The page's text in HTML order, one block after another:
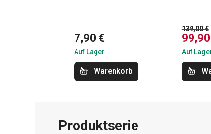
7,90 €
Auf Lager
Warenkorb
139,00 €
Auf
Produktserie